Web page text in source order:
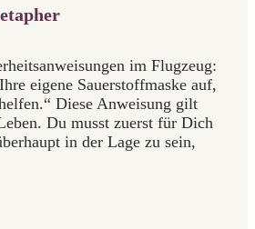
im Flugzeug:
eigene Sauerstoffmaske auf,
Diese Anweisung gilt
Du musst zuerst für Dich
in der Lage zu sein,